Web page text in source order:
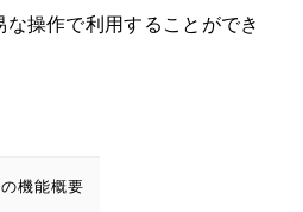
操作で利用することができ
機能概要